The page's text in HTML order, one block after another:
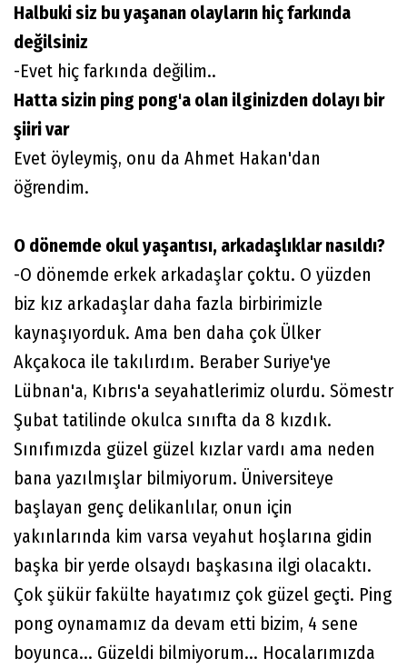
Halbuki siz bu yaşanan olayların hiç farkında
değilsiniz
-Evet hiç farkında değilim..
Hatta sizin ping pong'a olan ilginizden dolayı bir
şiiri var
Evet öyleymiş, onu da Ahmet Hakan'dan
öğrendim.
O dönemde okul yaşantısı, arkadaşlıklar nasıldı?
-O dönemde erkek arkadaşlar çoktu. O yüzden
biz kız arkadaşlar daha fazla birbirimizle
kaynaşıyorduk. Ama ben daha çok Ülker
Akçakoca ile takılırdım. Beraber Suriye'ye
Lübnan'a, Kıbrıs'a seyahatlerimiz olurdu. Sömestr
Şubat tatilinde okulca sınıfta da 8 kızdık.
Sınıfımızda güzel güzel kızlar vardı ama neden
bana yazılmışlar bilmiyorum. Üniversiteye
başlayan genç delikanlılar, onun için
yakınlarında kim varsa veyahut hoşlarına gidin
başka bir yerde olsaydı başkasına ilgi olacaktı.
Çok şükür fakülte hayatımız çok güzel geçti. Ping
pong oynamamız da devam etti bizim, 4 sene
boyunca... Güzeldi bilmiyorum... Hocalarımızda